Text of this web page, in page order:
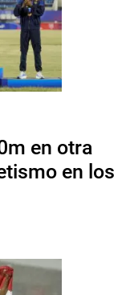
en otra
en los